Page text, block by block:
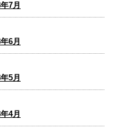
7月
6月
5月
4月